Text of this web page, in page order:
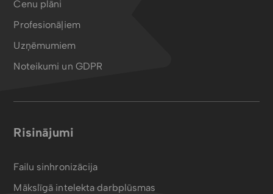
Cenu plāni
Profesionāļiem
Uzņēmumiem
Noteikumi un GDPR
Risinājumi
Failu sinhronizācija
Mākslīgā intelekta darbplūsmas